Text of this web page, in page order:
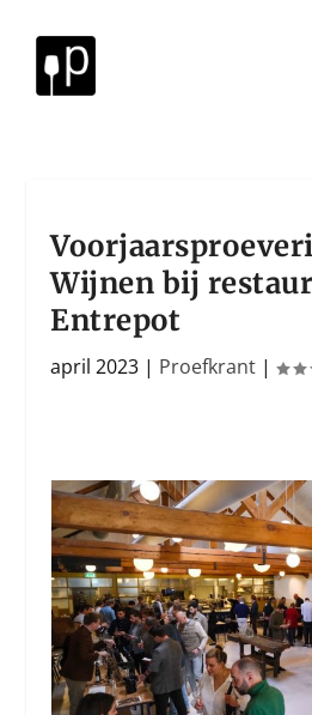
Wijnen bij
Entrepot
april 2023 | Proefkrant |